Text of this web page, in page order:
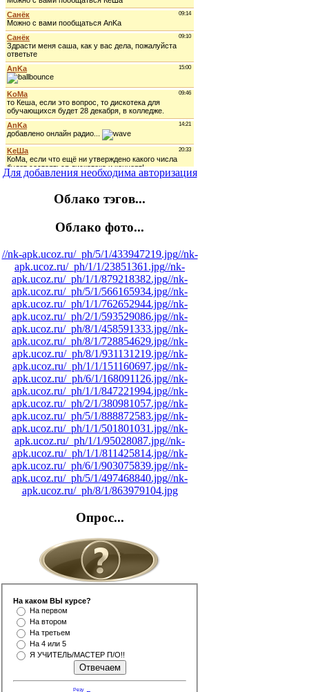
Для добавления необходима авторизация
Облако тэгов...
Облако фото...
//nk-apk.ucoz.ru/_ph/5/1/433947219.jpg//nk-
apk.ucoz.ru/_ph/1/1/23851361.jpg//nk-
apk.ucoz.ru/_ph/1/1/879218382.jpg//nk-
apk.ucoz.ru/_ph/5/1/566165934.jpg//nk-
apk.ucoz.ru/_ph/1/1/762652944.jpg//nk-
apk.ucoz.ru/_ph/2/1/593529086.jpg//nk-
apk.ucoz.ru/_ph/8/1/458591333.jpg//nk-
apk.ucoz.ru/_ph/8/1/728854629.jpg//nk-
apk.ucoz.ru/_ph/8/1/931131219.jpg//nk-
apk.ucoz.ru/_ph/1/1/151160697.jpg//nk-
apk.ucoz.ru/_ph/6/1/168091126.jpg//nk-
apk.ucoz.ru/_ph/1/1/847221994.jpg//nk-
apk.ucoz.ru/_ph/2/1/380981057.jpg//nk-
apk.ucoz.ru/_ph/5/1/888872583.jpg//nk-
apk.ucoz.ru/_ph/1/1/501801031.jpg//nk-
apk.ucoz.ru/_ph/1/1/95028087.jpg//nk-
apk.ucoz.ru/_ph/1/1/811425814.jpg//nk-
apk.ucoz.ru/_ph/6/1/903075839.jpg//nk-
apk.ucoz.ru/_ph/5/1/497468840.jpg//nk-
apk.ucoz.ru/_ph/8/1/863979104.jpg
Опрос...
На каком ВЫ курсе?
На первом
На втором
На третьем
На 4 или 5
Я УЧИТЕЛЬ/МАСТЕР П/О!!